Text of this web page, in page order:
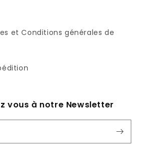
et Conditions générales de
vous à notre Newsletter